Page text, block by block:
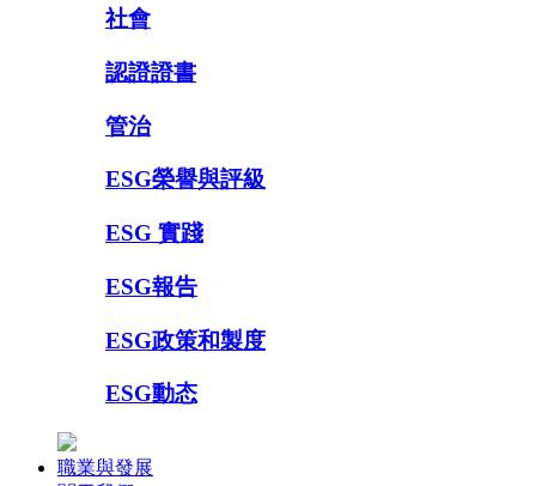
社會
認證證書
管治
ESG榮譽與評級
ESG 實踐
ESG報告
ESG政策和製度
ESG動态
職業與發展